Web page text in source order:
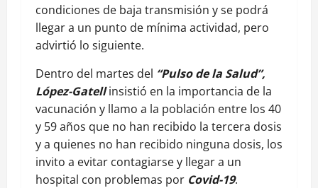
condiciones de baja transmisión y se podrá
llegar a un punto de mínima actividad, pero
advirtió lo siguiente.
Dentro del martes del “Pulso de la Salud”,
López-Gatellinsistió en la importancia de la
vacunación y llamo a la población entre los 40
y 59 años que no han recibido la tercera dosis
y a quienes no han recibido ninguna dosis, los
invito a evitar contagiarse y llegar a un
hospital con problemas por Covid-19.